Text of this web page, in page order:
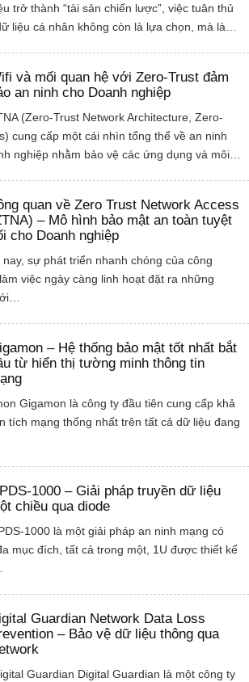
trở thành “tài sản chiến lược”, việc tuân thủ
liệu cá nhân không còn là lựa chọn, mà là…
và mối quan hệ với Zero-Trust đảm
an ninh cho Doanh nghiệp
(Zero-Trust Network Architecture, Zero-
cung cấp một cái nhìn tổng thể về an ninh
nghiệp nhằm bảo vệ các ứng dụng và môi…
quan về Zero Trust Network Access
– Mô hình bảo mật an toàn tuyệt
cho Doanh nghiệp
sự phát triển nhanh chóng của công
việc ngày càng linh hoạt đặt ra những
– Hệ thống bảo mật tốt nhất bắt
từ hiển thị tường minh thông tin
Gigamon là công ty đầu tiên cung cấp khả
tích mạng thống nhất trên tất cả dữ liệu đang
1000 – Giải pháp truyền dữ liệu
chiều qua diode
1000 là một giải pháp an ninh mạng có
mục đích, tất cả trong một, 1U được thiết kế
Guardian Network Data Loss
– Bảo vệ dữ liệu thông qua
Guardian Digital Guardian là một công ty